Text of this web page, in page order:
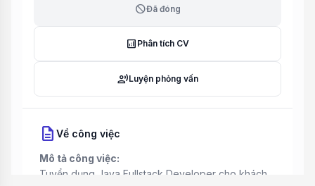
blockĐã đóng
analytics Phân tích CV
record_voice_overLuyện phỏng vấn
description Về công việc
Mô tả công việc:
Tuyển dụng Java Fullstack Developer cho khách